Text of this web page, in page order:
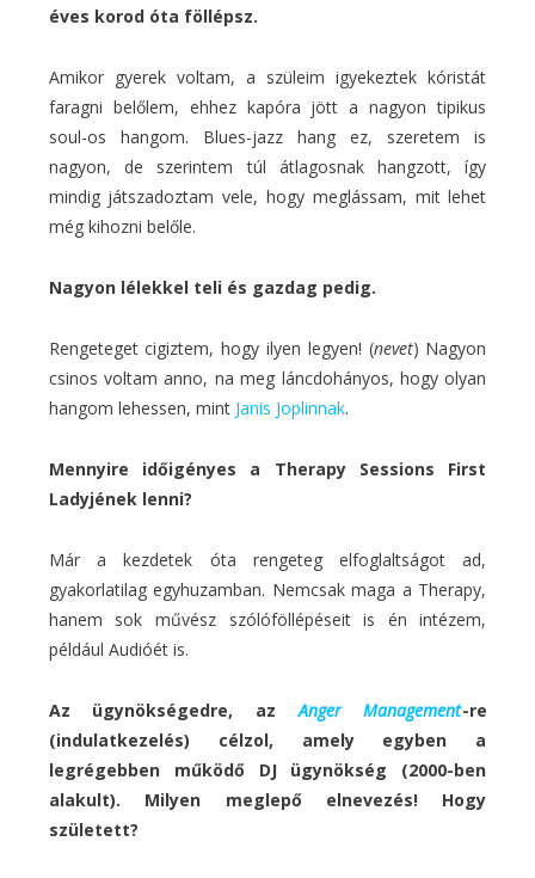
éves korod óta föllépsz.
Amikor gyerek voltam, a szüleim igyekeztek kóristát
faragni belőlem, ehhez kapóra jött a nagyon tipikus
soul-os hangom. Blues-jazz hang ez, szeretem is
nagyon, de szerintem túl átlagosnak hangzott, így
mindig játszadoztam vele, hogy meglássam, mit lehet
még kihozni belőle.
Nagyon lélekkel teli és gazdag pedig.
Rengeteget cigiztem, hogy ilyen legyen! (nevet) Nagyon
csinos voltam anno, na meg láncdohányos, hogy olyan
hangom lehessen, mint Janis Joplinnak.
Mennyire időigényes a Therapy Sessions First
Ladyjének lenni?
Már a kezdetek óta rengeteg elfoglaltságot ad,
gyakorlatilag egyhuzamban. Nemcsak maga a Therapy,
hanem sok művész szólóföllépéseit is én intézem,
például Audióét is.
Az ügynökségedre, azAnger Management-re
(indulatkezelés) célzol, amely egyben a
legrégebben működő DJ ügynökség (2000-ben
alakult). Milyen meglepő elnevezés! Hogy
született?